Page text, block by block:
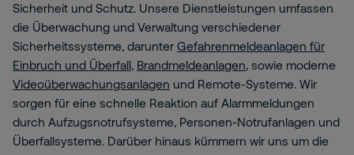
Sicherheit und Schutz. Unsere Dienstleistungen umfassen
die Überwachung und Verwaltung verschiedener
Sicherheitssysteme, darunter Gefahrenmeldeanlagen für
Einbruch und Überfall, Brandmeldeanlagen, sowie moderne
Videoüberwachungsanlagen und Remote-Systeme. Wir
sorgen für eine schnelle Reaktion auf Alarmmeldungen
durch Aufzugsnotrufsysteme, Personen-Notrufanlagen und
Überfallsysteme. Darüber hinaus kümmern wir uns um die